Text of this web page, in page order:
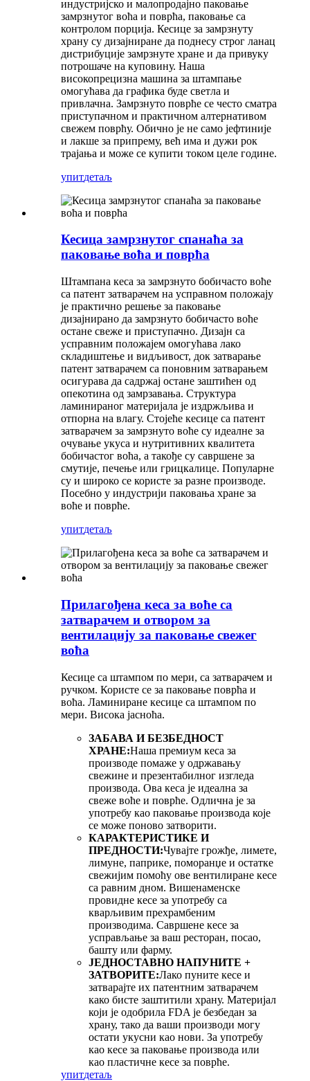
индустријско и малопродајно паковање
замрзнутог воћа и поврћа, паковање са
контролом порција. Кесице за замрзнуту
храну су дизајниране да поднесу строг ланац
дистрибуције замрзнуте хране и да привуку
потрошаче на куповину. Наша
високопрецизна машина за штампање
омогућава да графика буде светла и
привлачна. Замрзнуто поврће се често сматра
приступачном и практичном алтернативом
свежем поврћу. Обично је не само јефтиније
и лакше за припрему, већ има и дужи рок
трајања и може се купити током целе године.
упитдетаљ
Кесица замрзнутог спанаћа за
паковање воћа и поврћа
Штампана кеса за замрзнуто бобичасто воће
са патент затварачем на усправном положају
је практично решење за паковање
дизајнирано да замрзнуто бобичасто воће
остане свеже и приступачно. Дизајн са
усправним положајем омогућава лако
складиштење и видљивост, док затварање
патент затварачем са поновним затварањем
осигурава да садржај остане заштићен од
опекотина од замрзавања. Структура
ламинираног материјала је издржљива и
отпорна на влагу. Стојеће кесице са патент
затварачем за замрзнуто воће су идеалне за
очување укуса и нутритивних квалитета
бобичастог воћа, а такође су савршене за
смутије, печење или грицкалице. Популарне
су и широко се користе за разне производе.
Посебно у индустрији паковања хране за
воће и поврће.
упитдетаљ
Прилагођена кеса за воће са
затварачем и отвором за
вентилацију за паковање свежег
воћа
Кесице са штампом по мери, са затварачем и
ручком. Користе се за паковање поврћа и
воћа. Ламиниране кесице са штампом по
мери. Висока јасноћа.
ЗАБАВА И БЕЗБЕДНОСТ
ХРАНЕ:Наша премиум кеса за
производе помаже у одржавању
свежине и презентабилног изгледа
производа. Ова кеса је идеална за
свеже воће и поврће. Одлична је за
употребу као паковање производа које
се може поново затворити.
КАРАКТЕРИСТИКЕ И
ПРЕДНОСТИ:Чувајте грожђе, лимете,
лимуне, паприке, поморанџе и остатке
свежијим помоћу ове вентилиране кесе
са равним дном. Вишенаменске
провидне кесе за употребу са
кварљивим прехрамбеним
производима. Савршене кесе за
усправљање за ваш ресторан, посао,
башту или фарму.
ЈЕДНОСТАВНО НАПУНИТЕ +
ЗАТВОРИТЕ:Лако пуните кесе и
затварајте их патентним затварачем
како бисте заштитили храну. Материјал
који је одобрила FDA је безбедан за
храну, тако да ваши производи могу
остати укусни као нови. За употребу
као кесе за паковање производа или
као пластичне кесе за поврће.
упитдетаљ